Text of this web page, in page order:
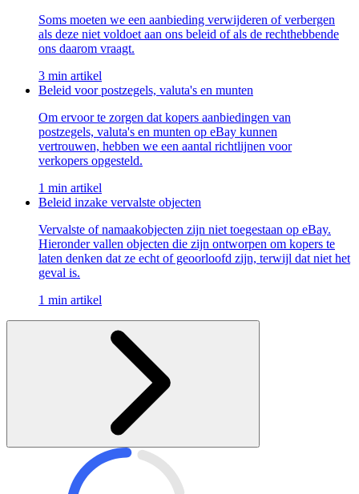
Soms moeten we een aanbieding verwijderen of verbergen
als deze niet voldoet aan ons beleid of als de rechthebbende
ons daarom vraagt.
3 min artikel
Beleid voor postzegels, valuta's en munten
Om ervoor te zorgen dat kopers aanbiedingen van
postzegels, valuta's en munten op eBay kunnen
vertrouwen, hebben we een aantal richtlijnen voor
verkopers opgesteld.
1 min artikel
Beleid inzake vervalste objecten
Vervalste of namaakobjecten zijn niet toegestaan op eBay.
Hieronder vallen objecten die zijn ontworpen om kopers te
laten denken dat ze echt of geoorloofd zijn, terwijl dat niet het
geval is.
1 min artikel